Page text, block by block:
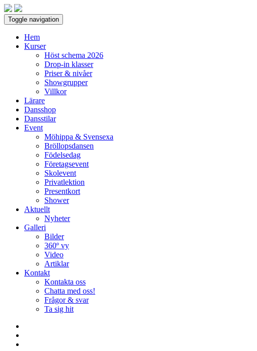
Toggle navigation
Hem
Kurser
Höst schema 2026
Drop-in klasser
Priser & nivåer
Showgrupper
Villkor
Lärare
Dansshop
Dansstilar
Event
Möhippa & Svensexa
Bröllopsdansen
Födelsedag
Företagsevent
Skolevent
Privatlektion
Presentkort
Shower
Aktuellt
Nyheter
Galleri
Bilder
360º vy
Video
Artiklar
Kontakt
Kontakta oss
Chatta med oss!
Frågor & svar
Ta sig hit